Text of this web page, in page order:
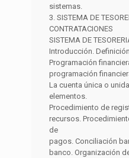
sistemas.
3. SISTEMA DE
CONTRATACIONES
SISTEMA DE
Introducción.
Programación
programación
La cuenta única o
elementos.
Procedimiento de
recursos.
de
pagos. Conciliación
banco. Organización